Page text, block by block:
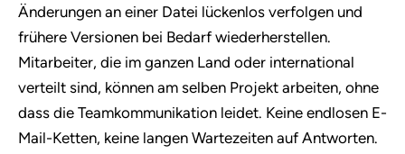
Änderungen an einer Datei lückenlos verfolgen und
frühere Versionen bei Bedarf wiederherstellen.
Mitarbeiter, die im ganzen Land oder international
verteilt sind, können am selben Projekt arbeiten, ohne
dass die Teamkommunikation leidet. Keine endlosen E-
Mail-Ketten, keine langen Wartezeiten auf Antworten.